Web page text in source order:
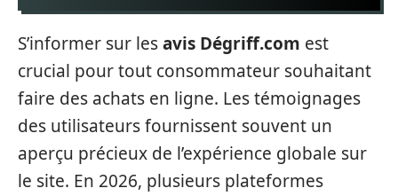
S’informer sur lesavis Dégriff.com est
crucial pour tout consommateur souhaitant
faire des achats en ligne. Les témoignages
des utilisateurs fournissent souvent un
aperçu précieux de l’expérience globale sur
le site. En 2026, plusieurs plateformes